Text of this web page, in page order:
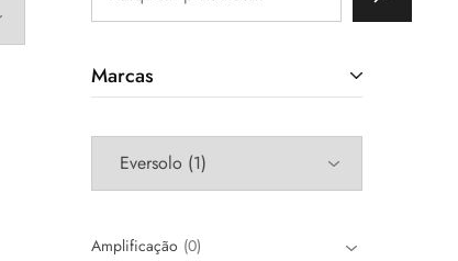
Marcas
Amplificação 0